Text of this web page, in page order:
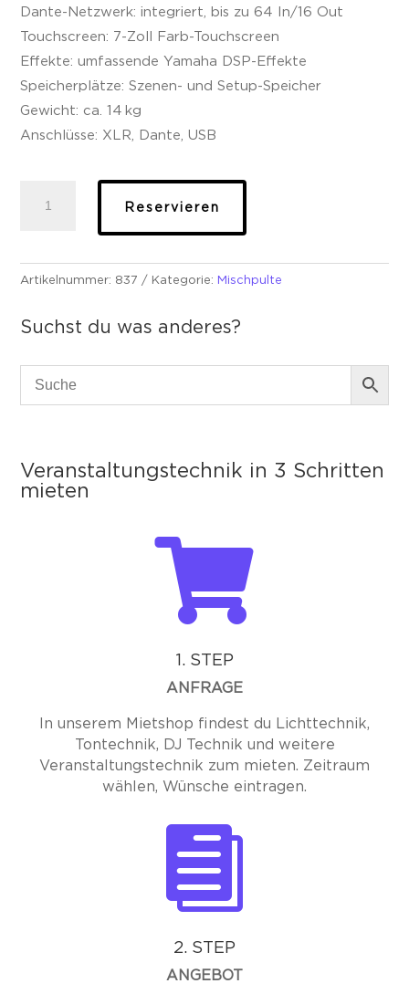
Dante-Netzwerk: integriert, bis zu 64 In/16 Out
Touchscreen: 7-Zoll Farb-Touchscreen
Effekte: umfassende Yamaha DSP-Effekte
Speicherplätze: Szenen- und Setup-Speicher
Gewicht: ca. 14 kg
Anschlüsse: XLR, Dante, USB
Reservieren
Artikelnummer: 837 Kategorie: Mischpulte
Suchst du was anderes?
Veranstaltungstechnik in 3 Schritten
mieten

1. STEP
ANFRAGE
In unserem Mietshop findest du Lichttechnik,
Tontechnik, DJ Technik und weitere
Veranstaltungstechnik zum mieten. Zeitraum
wählen, Wünsche eintragen.

2. STEP
ANGEBOT